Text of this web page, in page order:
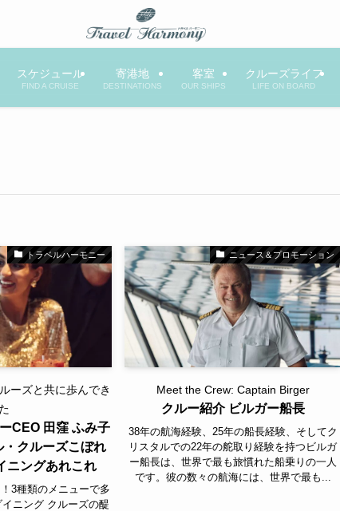
スケジュール
FIND A CRUISE
寄港地
DESTINATIONS
客室
OUR SHIPS
クルーズライフ
LIFE ON BOARD
トラベルハーモニー
ーズと共に歩んでき
た
CEO 田窪 ふみ子
クルーズこぼれ
ングあれこれ
3種類のメニューで多
ニング クルーズの醍
ニュース＆プロモーション
Meet the Crew: Captain Birger
クルー紹介 ビルガー船長
38年の航海経験、25年の船長経験、そしてク
リスタルでの22年の舵取り経験を持つビルガ
ー船長は、世界で最も旅慣れた船乗りの一人
です。彼の数々の航海には、世界で最も...